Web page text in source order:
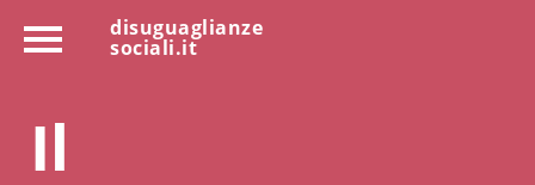
disuguaglianze
sociali.it
Il